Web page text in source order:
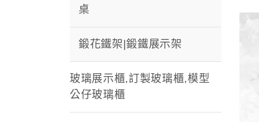
桌
鍛花鐵架|鍛鐵展示架
玻璃展示櫃,訂製玻璃櫃,模型
公仔玻璃櫃